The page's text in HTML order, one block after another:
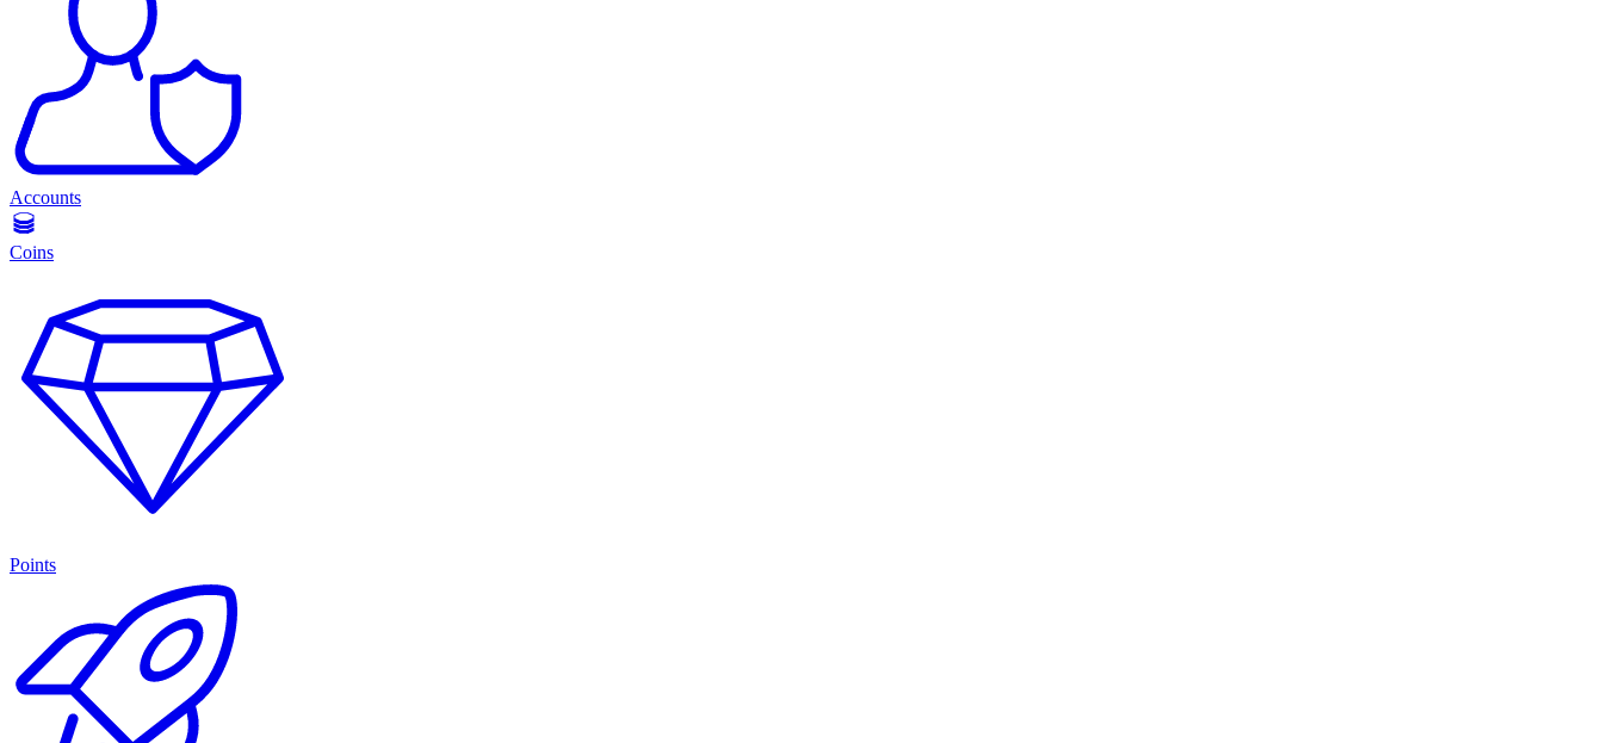
Accounts
Coins
Points